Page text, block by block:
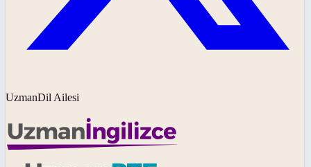
UzmanDil Ailesi